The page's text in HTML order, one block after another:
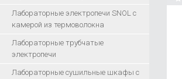
Лабораторные электропечи SNOL с
камерой из термоволокна
Лабораторные трубчатые
электропечи
Лабораторные сушильные шкафы с